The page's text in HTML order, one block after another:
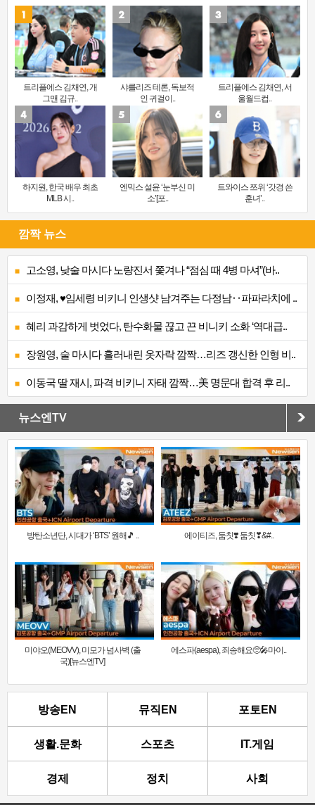
트리플에스 김채연, 개
그맨 김규..
샤를리즈 테론, 독보적
인 귀걸이..
트리플에스 김채연, 서
울월드컵..
하지원, 한국 배우 최초
MLB 시..
엔믹스 설윤 ‘눈부신 미
소’[포..
트와이스 쯔위 ‘갓경 쓴
훈녀’..
깜짝 뉴스
고소영, 낮술 마시다 노량진서 쫓겨나 “점심 때 4병 마셔”(바..
이정재, ♥임세령 비키니 인생샷 남겨주는 다정남‥파파라치에 ..
혜리 과감하게 벗었다, 탄수화물 끊고 끈 비니키 소화 ‘역대급..
장원영, 술 마시다 흘러내린 옷자락 깜짝…리즈 갱신한 인형 비..
이동국 딸 재시, 파격 비키니 자태 깜짝…美 명문대 합격 후 리..
뉴스엔TV
방탄소년단, 시대가 ‘BTS’ 원해🎵 .. 에이티즈, 둠칫❣️ 둠칫❣&#..
미야오(MEOVV), 미모가 넘사벽 (출
국)[뉴스엔TV]
에스파(aespa), 죄송해요🥺🎤마이..
방송EN 뮤직EN 포토EN
생활.문화 스포츠 IT.게임
경제 정치 사회